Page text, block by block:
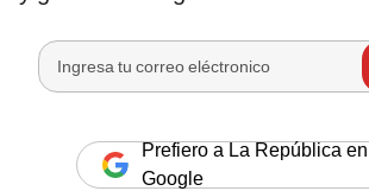
Prefiero a La República en
Google